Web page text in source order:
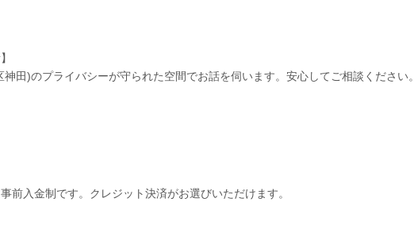
神田)のプライバシーが守られた空間でお話を伺います。安心してご相談ください。
前入金制です。クレジット決済がお選びいただけます。